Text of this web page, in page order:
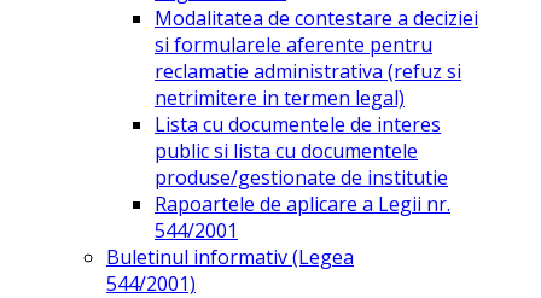
Modalitatea de contestare a deciziei
si formularele aferente pentru
reclamatie administrativa (refuz si
netrimitere in termen legal)
Lista cu documentele de interes
public si lista cu documentele
produse/gestionate de institutie
Rapoartele de aplicare a Legii nr.
544/2001
Buletinul informativ (Legea
544/2001)